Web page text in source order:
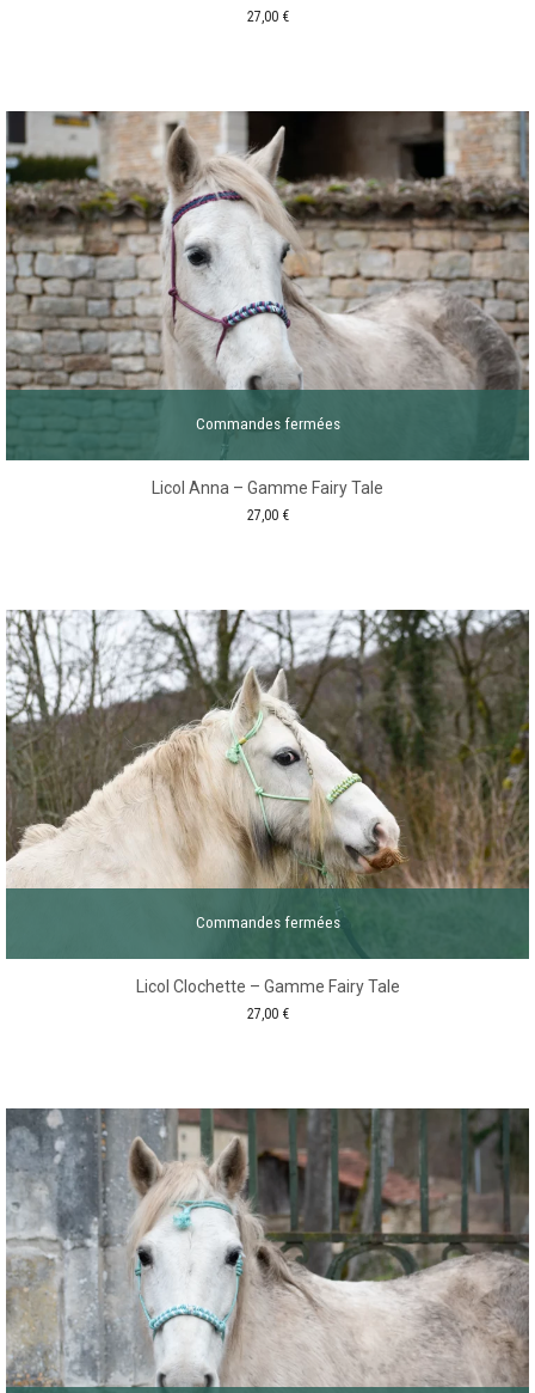
27,00 €
Commandes fermées
Licol Anna – Gamme Fairy Tale
27,00 €
Commandes fermées
Licol Clochette – Gamme Fairy Tale
27,00 €